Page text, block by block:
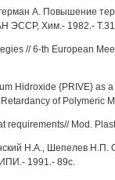
А. Повышение
ЭССР, Хим.- 1982.-
// 6-th European
Hidroxide {PRIVE} as
of Polymeric
requirements// Mod.
H.A., Шепелев
1991.- 89с.